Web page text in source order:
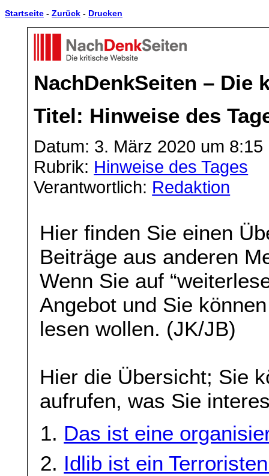
Startseite - Zurück - Drucken
NachDenkSeiten – Die
Titel: Hinweise des
Datum: 3. März 2020 um 8:15
Rubrik: Hinweise des Tages
Verantwortlich: Redaktion
Hier finden Sie einen
Beiträge aus anderen
Wenn Sie auf
Angebot und Sie
lesen wollen. (JK/JB)
Hier die Übersicht; Sie
aufrufen, was Sie
Das ist eine
Idlib ist ein